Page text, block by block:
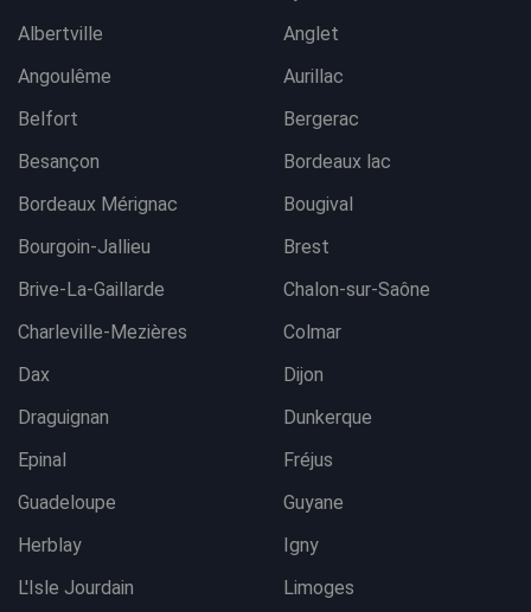
Albertville
Anglet
Angoulême
Aurillac
Belfort
Bergerac
Besançon
Bordeaux lac
Bordeaux Mérignac
Bougival
Bourgoin-Jallieu
Brest
Brive-La-Gaillarde
Chalon-sur-Saône
Charleville-Mezières
Colmar
Dax
Dijon
Draguignan
Dunkerque
Epinal
Fréjus
Guadeloupe
Guyane
Herblay
Igny
L'Isle Jourdain
Limoges